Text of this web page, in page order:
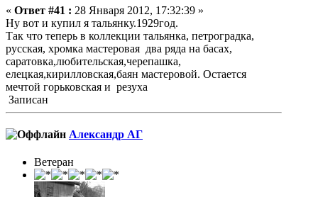
« Ответ #41 : 28 Января 2012, 17:32:39 »
Ну вот и купил я тальянку.1929год.
Так что теперь в коллекции тальянка, петроградка,
русская, хромка мастеровая два ряда на басах,
саратовка,любительская,черепашка,
елецкая,кирилловская,баян мастеровой. Остается
мечтой горьковская и резуха
Записан
Александр АГ
Ветеран